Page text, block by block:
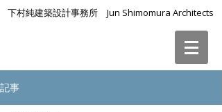
下村純建築設計事務所 Jun Shimomura Architects
記事